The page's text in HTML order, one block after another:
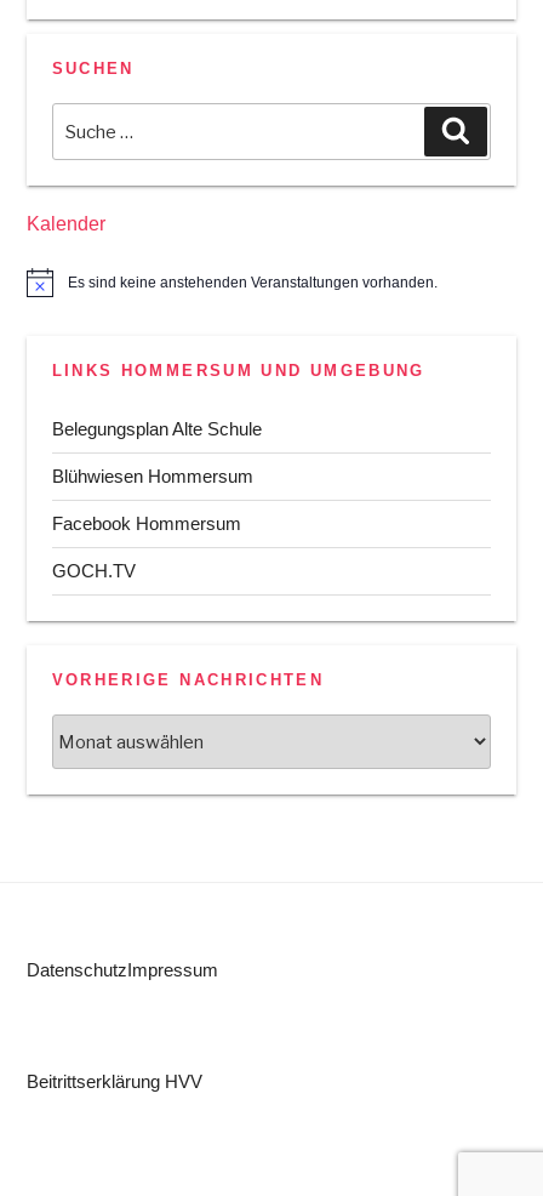
die
der
Gemeinde
SUCHEN
nach:
Kalender
H
Es sind keine anstehenden Veranstaltungen vorhanden.
LINKS HOMMERSUM UND UMGEBUNG
Belegungsplan Alte Schule
Blühwiesen Hommersum
Facebook Hommersum
GOCH.TV
VORHERIGE NACHRICHTEN
DatenschutzImpressum
Beitrittserklärung HVV